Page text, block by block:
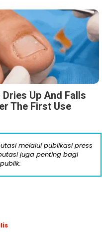
Dries Up And Falls
The First Use
melalui publikasi press
juga penting bagi